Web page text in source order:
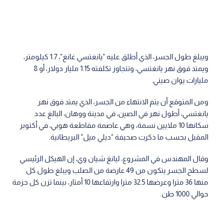
ويبلغ طول الجسر، الذي أطلق عليه "يانغتسي غانغ"، 1.7 كيلومتر،
ويمتد فوق نهر يانغتسي، وتتجاوز تكلفته 1.15 مليار دولار، أو 8
مليارات يوان صيني.
ومن المتوقع أن يتم الانتهاء من الجسر، الذي يمتد فوق نهر
يانغتسي، أطول نهر في الصين، في مدينة ووهان، البالغ عدد
سكانها 10 ملايين نسمة، وهي عاصمة مقاطعة هوبي، في أكتوبر
المقبل بحسب ما ذكرت صحيفة "ديلي ميل" البريطانية.
وقال المهندس في المشروع، ليانغ شيان وي، إن الهيكل الرئيسي
لسطح الجسر يتكون من 49 عارضة من الصلب ويبلغ طول كل
منها 36 مترا وعرضها 32.5 مترا وارتفاعها 10 أمتار، بينما تزن كل حزمة
حوالي 1000 طن.